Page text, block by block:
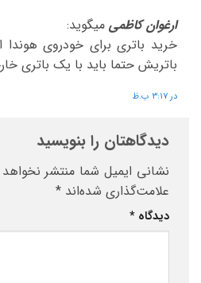
ارغوان کاظمی میگوید:
خرید باتری برای خودروی هوندا
باتریش حتما باید با یک باتری
در 3:17 ب.ظ
دیدگاهتان را بنویسید
نشانی ایمیل شما منتشر
علامت‌گذاری شده‌اند *
دیدگاه *